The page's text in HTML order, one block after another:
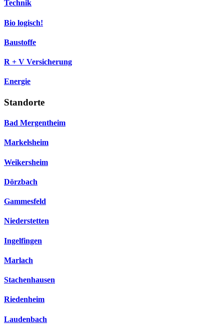
Technik
Bio logisch!
Baustoffe
R + V Versicherung
Energie
Standorte
Bad Mergentheim
Markelsheim
Weikersheim
Dörzbach
Gammesfeld
Niederstetten
Ingelfingen
Marlach
Stachenhausen
Riedenheim
Laudenbach